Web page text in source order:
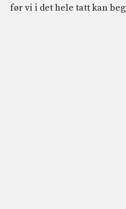
før vi i det hele tatt kan